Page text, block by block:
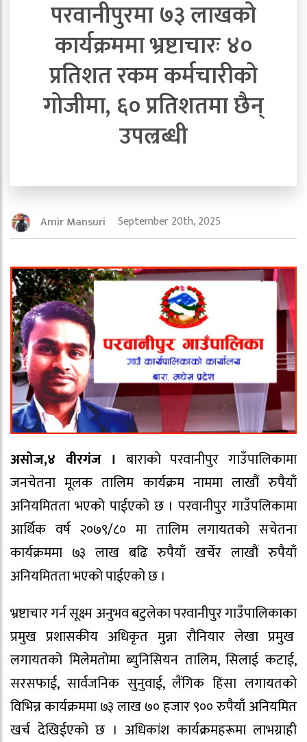
परवानीपुरमा ७३ लाखको
कार्यक्रममा भ्रष्टाचारः ४०
प्रतिशत रकम कर्मचारीको
गोजीमा, ६० प्रतिशतमा छैन्
उपल्रब्धी
Amir Mansuri September 20th, 2025
असोज,४ वीरगंज । बाराको परवानीपुर गाउँपालिकामा
जनचेतना मूलक तालिम कार्यक्रम नाममा लाखौं रुपैयाँ
अनियमितता भएको पाईएको छ । परवानीपुर गाउँपलिकामा
आर्थिक वर्ष २०७९/८० मा तालिम लगायतको सचेतना
कार्यक्रममा ७३ लाख बढि रुपैयाँ खर्चेर लाखौं रुपैयाँ
अनियमितता भएको पाईएको छ ।
भ्रष्टाचार गर्न सूक्ष्म अनुभव बटुलेका परवानीपुर गाउँपालिकाका
प्रमुख प्रशासकीय अधिकृत मुन्ना रौनियार लेखा प्रमुख
लगायतको मिलेमतोमा ब्युनिसियन तालिम, सिलाई कटाई,
सरसफाई, सार्वजनिक सुनुवाई, लैंगिक हिंसा लगायतको
विभिन्न कार्यक्रममा ७३ लाख ७० हजार ९०० रुपैयाँ अनियमित
खर्च देखिईएको छ । अधिकांश कार्यक्रमहरूमा लाभग्राही